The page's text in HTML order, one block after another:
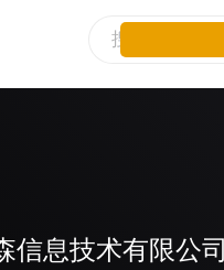
信息技术有限公司